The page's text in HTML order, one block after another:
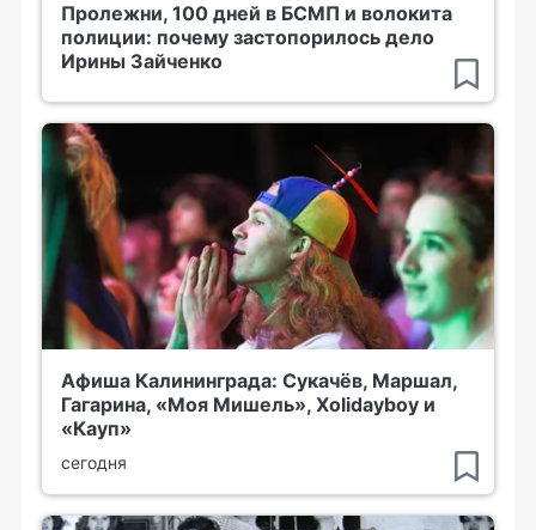
Пролежни, 100 дней в БСМП и волокита
полиции: почему застопорилось дело
Ирины Зайченко
Афиша Калининграда: Сукачёв, Маршал,
Гагарина, «Моя Мишель», Xolidayboy и
«Кауп»
сегодня